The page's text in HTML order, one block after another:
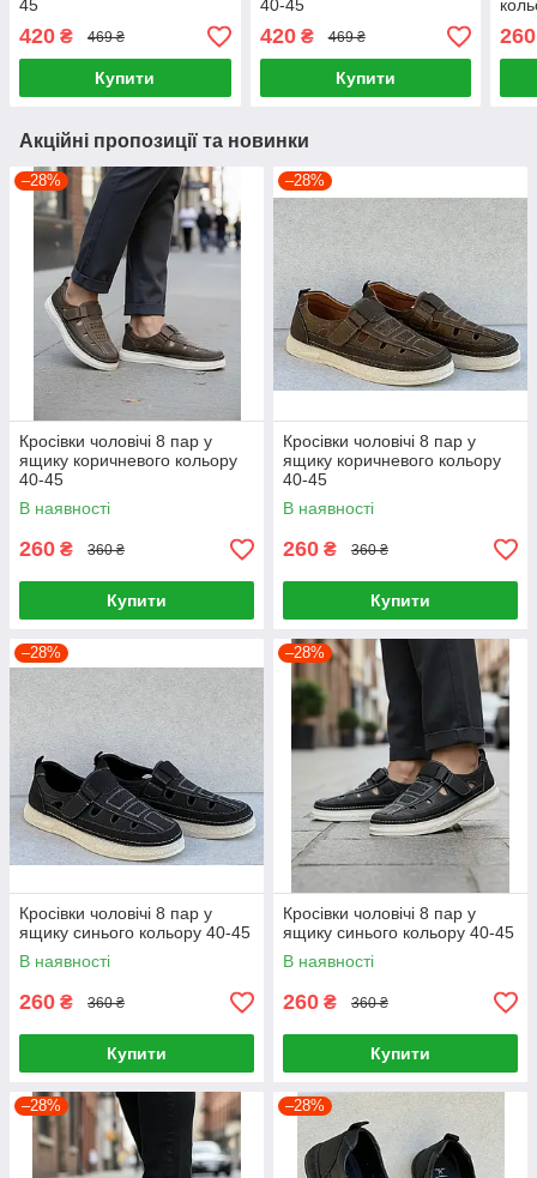
45
420 ₴ 469 ₴
Купити
40-45
420₴ 469 ₴
Купити
260
Акційні пропозиції та новинки
–28%
Кросівки чоловічі 8 пар у
ящику коричневого кольору
40-45
В наявності
260 ₴ 360 ₴
Купити
–28%
Кросівки чоловічі 8 пар у
ящику коричневого кольору
40-45
В наявності
260 ₴ 360 ₴
Купити
–28%
Кросівки чоловічі 8 пар у
ящику синього кольору 40-45
В наявності
260 ₴ 360 ₴
Купити
–28%
Кросівки чоловічі 8 пар у
ящику синього кольору 40-45
В наявності
260 ₴ 360 ₴
Купити
–28% –28%